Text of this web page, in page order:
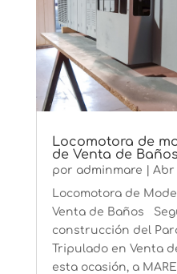
Locomotora de
de Venta de Baños
por adminmare Abr
Locomotora de
Venta de Baños
construcción del
Tripulado en Venta
esta ocasión, a